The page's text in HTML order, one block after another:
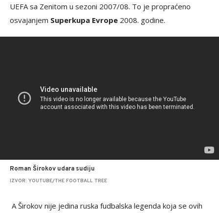
UEFA sa Zenitom u sezoni 2007/08. To je propraćeno
osvajanjem Superkupa Evrope 2008. godine.
Roman Širokov udara sudiju
IZVOR: YOUTUBE/THE FOOTBALL TREE
A Širokov nije jedina ruska fudbalska legenda koja se ovih